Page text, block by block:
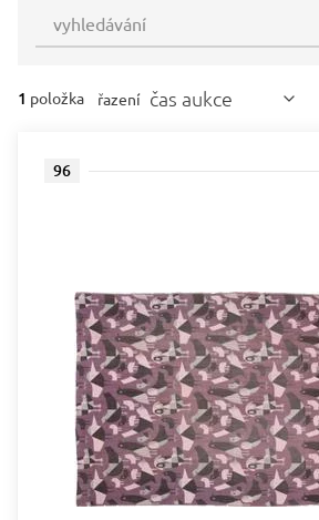
1 položka řazení čas aukce
96